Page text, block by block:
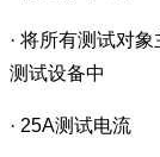
· 将所有测试对
测试设备中
· 25A测试电流